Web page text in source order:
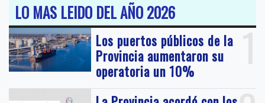
LO MAS LEIDO DEL AÑO 2026
1
Los puertos públicos de la
Provincia aumentaron su
operatoria un 10%